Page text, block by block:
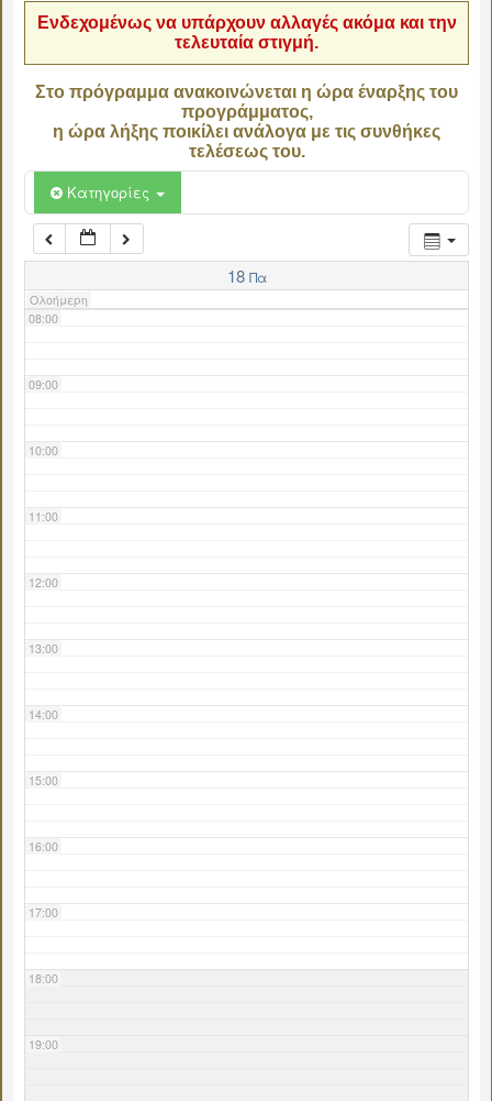
Ενδεχομένως να υπάρχουν αλλαγές ακόμα και την
τελευταία στιγμή.
Στο πρόγραμμα ανακοινώνεται η ώρα έναρξης του
προγράμματος,
η ώρα λήξης ποικίλει ανάλογα με τις συνθήκες
τελέσεως του.
Κατηγορίες
18 Πα
Ολοήμερη
06:00
07:00
08:00
09:00
10:00
11:00
12:00
13:00
14:00
15:00
16:00
17:00
18:00
19:00